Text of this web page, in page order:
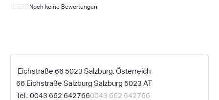
Noch keine Bewertungen
Eichstraße 66 5023 Salzburg, Österreich
66 Eichstraße Salzburg Salzburg 5023 AT
0043 662 6427660043 662 642766